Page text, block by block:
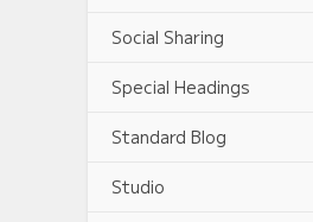
Social Sharing
Special Headings
Standard Blog
Studio